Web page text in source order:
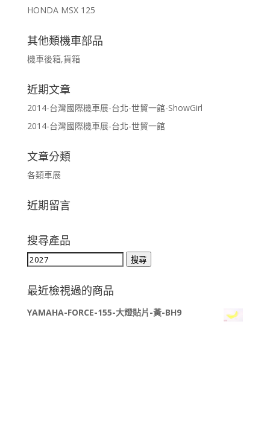
HONDA MSX 125
其他類機車部品
機車後箱,貨箱
近期文章
2014-台灣國際機車展-台北-世貿一館-ShowGirl
2014-台灣國際機車展-台北-世貿一館
文章分類
各類車展
近期留言
搜尋產品
搜
關
字:
搜尋
最近檢視過的商品
YAMAHA-FORCE-155-大燈貼片-黃-BH9